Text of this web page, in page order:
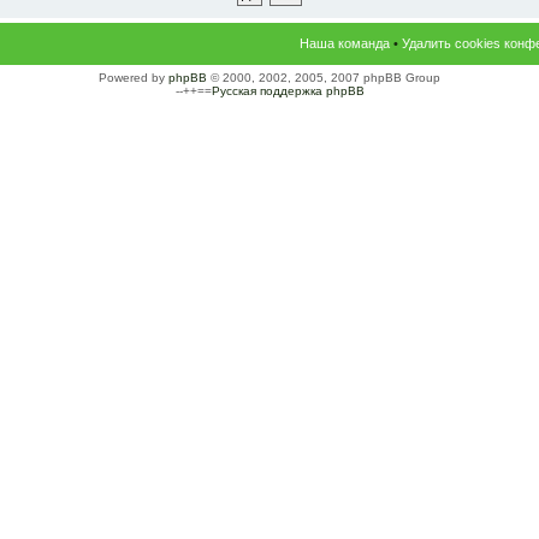
Наша команда • Удалить cookies
Powered by phpBB © 2000, 2002, 2005, 2007 phpBB Group
--++==Русская поддержка phpBB